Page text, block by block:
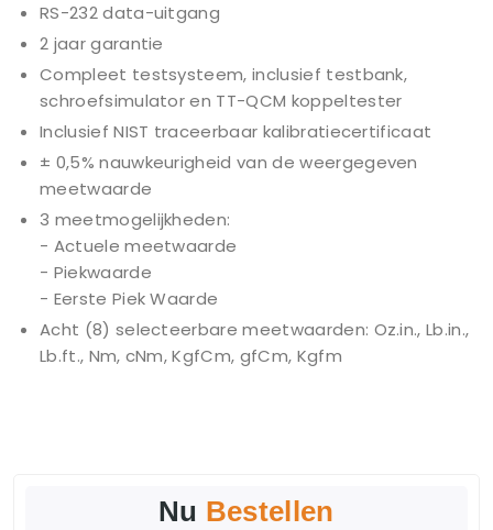
RS-232 data-uitgang
2 jaar garantie
Compleet testsysteem, inclusief testbank,
schroefsimulator en TT-QCM koppeltester
Inclusief NIST traceerbaar kalibratiecertificaat
± 0,5% nauwkeurigheid van de weergegeven
meetwaarde
3 meetmogelijkheden:
- Actuele meetwaarde
- Piekwaarde
- Eerste Piek Waarde
Acht (8) selecteerbare meetwaarden: Oz.in., Lb.in.,
Lb.ft., Nm, cNm, KgfCm, gfCm, Kgfm
Nu Bestellen